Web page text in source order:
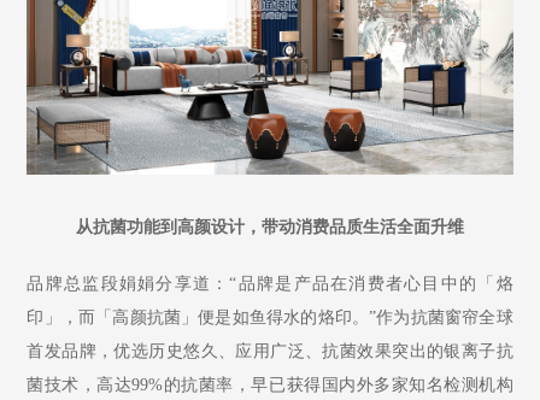
从抗菌功能到高颜设计，带动消费品质生活全面升维
品牌总监段娟娟分享道：“品牌是产品在消费者心目中的「烙
印」，而「高颜抗菌」便是如鱼得水的烙印。”作为抗菌窗帘全球
首发品牌，优选历史悠久、应用广泛、抗菌效果突出的银离子抗
菌技术，高达99%的抗菌率，早已获得国内外多家知名检测机构